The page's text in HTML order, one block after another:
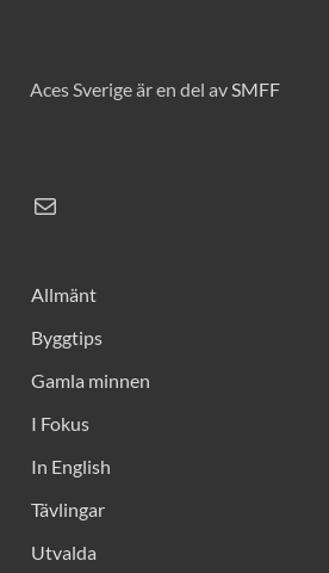
Aces Sverige är en del avSMFF
Allmänt
Byggtips
Gamla minnen
I Fokus
In English
Tävlingar
Utvalda